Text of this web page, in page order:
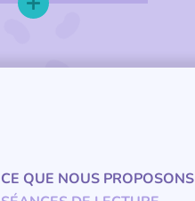
CE QUE NOUS PROPOSONS